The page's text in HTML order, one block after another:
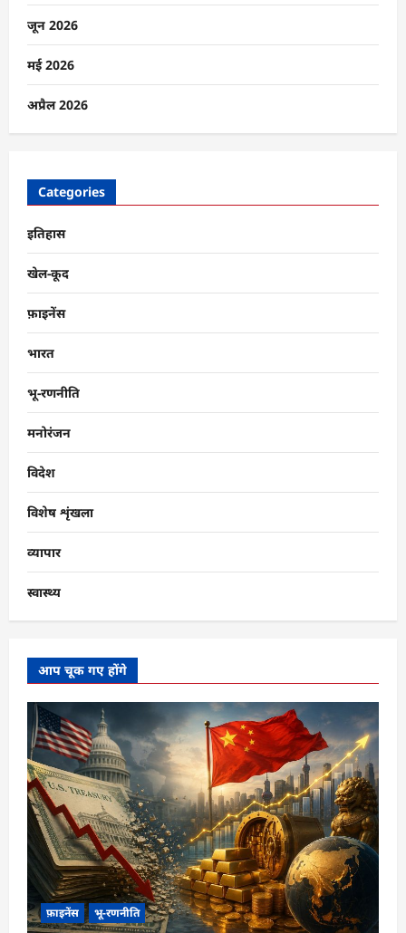
और
बारे
पढ़ें
जून 2026
मई 2026
अप्रैल 2026
Categories
इतिहास
खेल-कूद
फ़ाइनेंस
भारत
भू-रणनीति
मनोरंजन
विदेश
विशेष शृंखला
व्यापार
स्वास्थ्य
आप चूक गए होंगे
फ़ाइनेंस भू-रणनीति